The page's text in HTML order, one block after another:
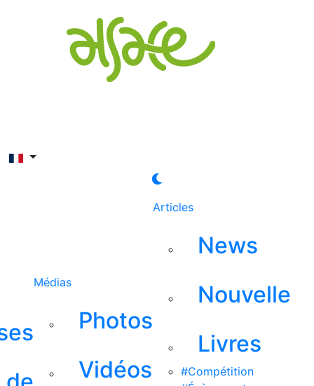
Médias
Photos
Vidéos
Articles
News
Nouvelle
Livres
#Compétition